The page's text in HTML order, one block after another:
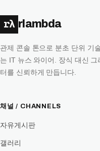
rλ rlambda
관제 콘솔 톤으로 분초 단위 기
는 IT 뉴스 와이어. 장식 대신 그
터를 신뢰하게 만듭니다.
채널 / CHANNELS
자유게시판
갤러리